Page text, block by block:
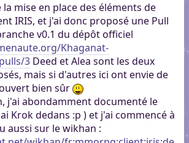
la mise en place des éléments de
IRIS, et j'ai donc proposé une Pull
v0.1 du dépôt officiel
Khaganat-
3Deed et Alea sont les deux
mais si d'autres ici ont envie de
bien sûr
j'ai abondamment documenté le
Krok dedans :p ) et j'ai commencé à
aussi sur le wikhan :